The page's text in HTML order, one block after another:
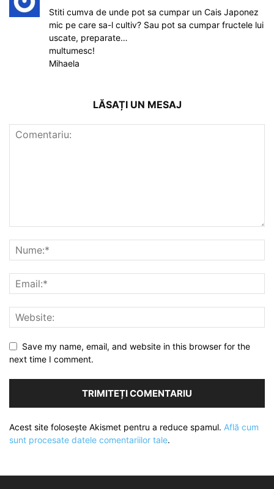
Stiti cumva de unde pot sa cumpar un Cais Japonez
mic pe care sa-l cultiv? Sau pot sa cumpar fructele lui
uscate, preparate…
multumesc!
Mihaela
LĂSAȚI UN MESAJ
Save my name, email, and website in this browser for the
next time I comment.
Acest site folosește Akismet pentru a reduce spamul. Află cum
sunt procesate datele comentariilor tale.